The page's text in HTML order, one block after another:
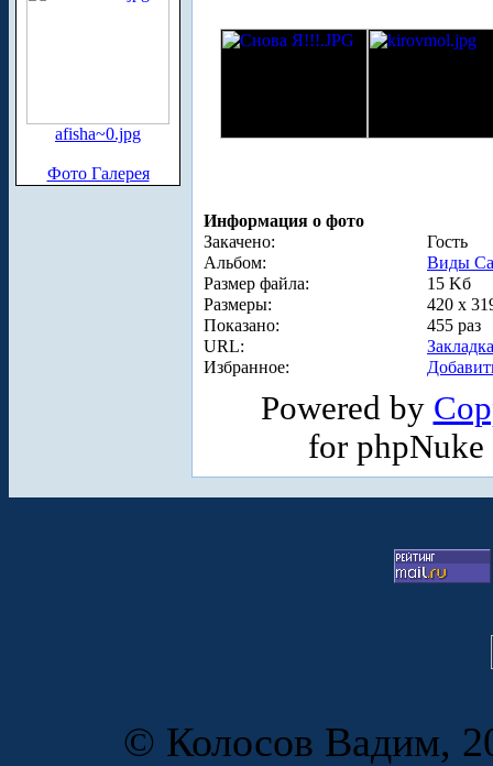
afisha~0.jpg
Фото Галерея
Информация о фото
Закачено:
Гость
Альбом:
Виды
Размер файла:
15 Kб
Размеры:
420 x
Показано:
455 раз
URL:
Избранное:
Powered by
for
© Колосов Вадим,